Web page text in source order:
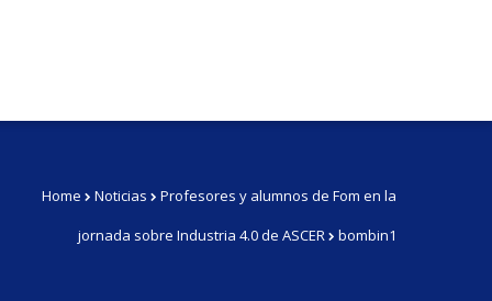
Home Noticias
Profesores y alumnos de Fom en la
jornada sobre Industria 4.0 de ASCER
bombin1